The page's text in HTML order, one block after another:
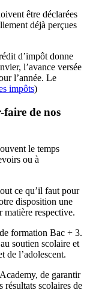
être déclarées
déjà perçues
d’impôt donne
l’avance versée
l’année. Le
impôts)
faire de nos
le temps
ou à
ce qu’il faut pour
disposition une
matière respective.
formation Bac + 3.
soutien scolaire et
de l’adolescent.
de garantir
résultats scolaires de